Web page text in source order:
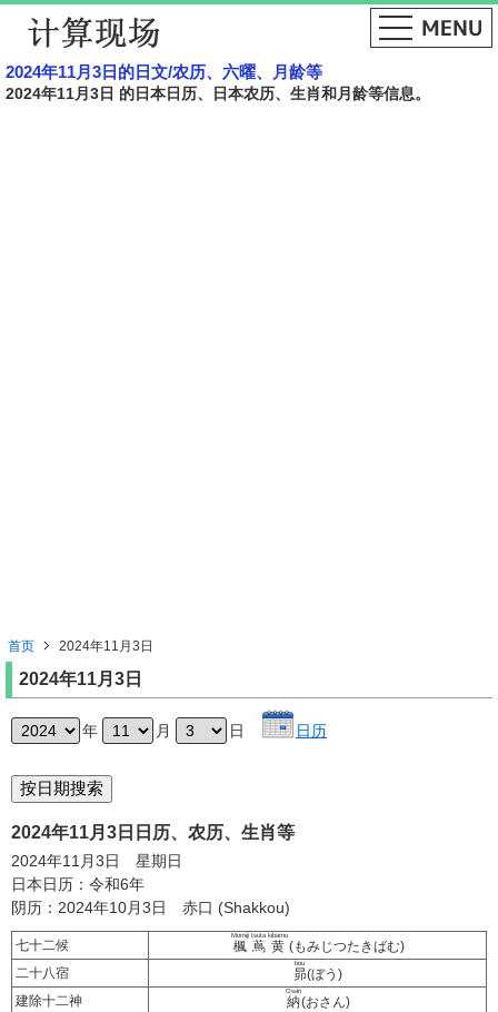
2024年11月3日的日文​​/农历、六曜、月龄等
2024年11月3日 的日本日历、日本农历、生肖和月龄等信息。
首页 2024年11月3日
2024年11月3日
年 月 日 日历
2024年11月3日日历、农历、生肖等
2024年11月3日 星期日
日本日历：令和6年
阴历：2024年10月3日 赤口 (Shakkou)
七十二候 楓蔦黄
Momiji tsuta kibamu
(もみじつたきばむ)
二十八宿
昴
bou
(ぼう)
建除十二神
納
Osan
(おさん)